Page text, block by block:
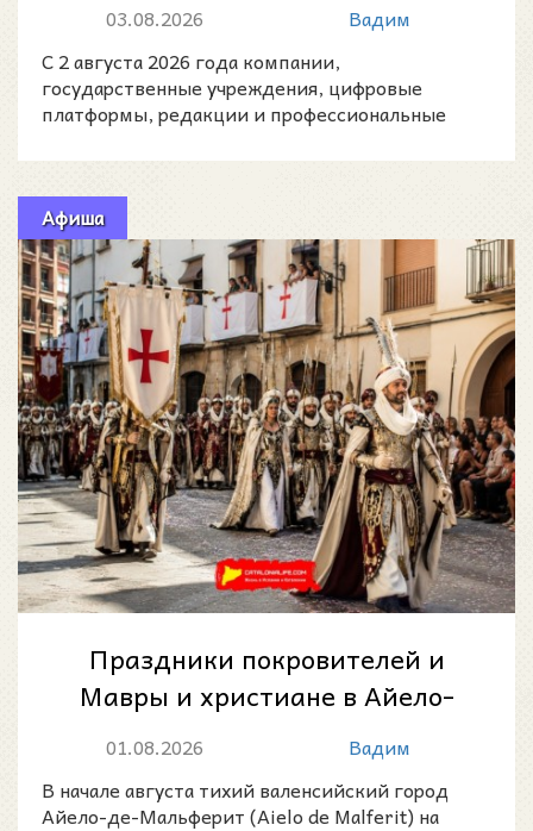
созданного искусстве...
03.08.2026
Вадим
С 2 августа 2026 года компании,
государственные учреждения, цифровые
платформы, редакции и профессиональные
Афиша
Праздники покровителей и
Мавры и христиане в Айело-
де-Мальферит 2026
01.08.2026
Вадим
В начале августа тихий валенсийский город
Айело-де-Мальферит (Aielo de Malferit) на